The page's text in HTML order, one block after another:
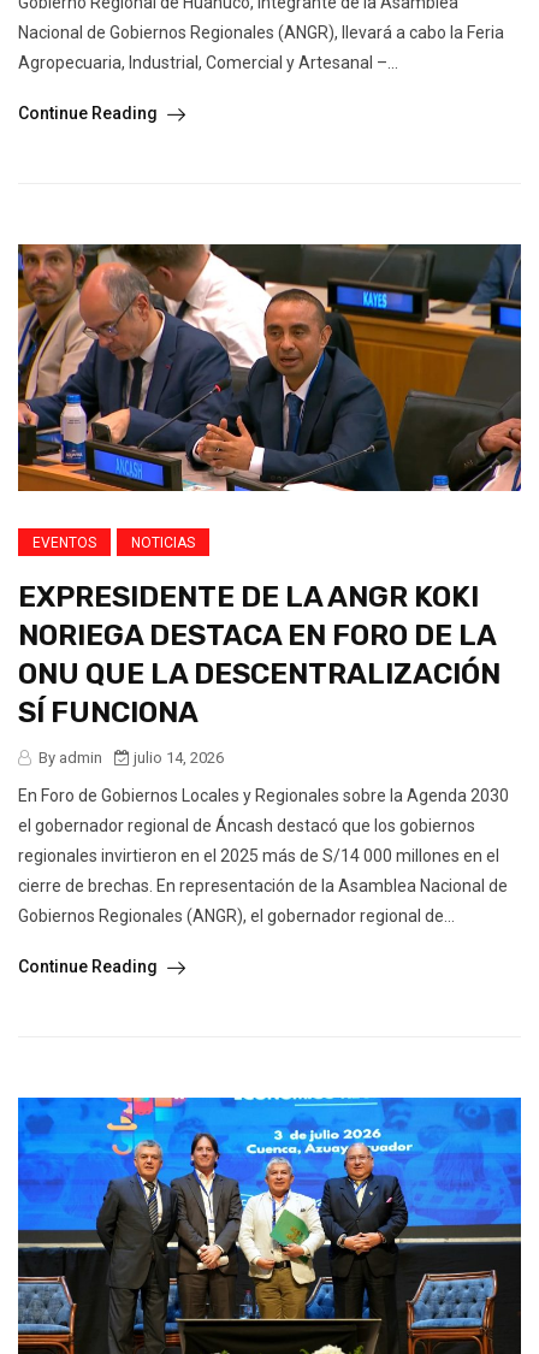
Nacional de Gobiernos Regionales (ANGR), llevará a cabo la Feria
Agropecuaria, Industrial, Comercial y Artesanal –...
Continue Reading
EVENTOS NOTICIAS
EXPRESIDENTE DE LA ANGR KOKI
NORIEGA DESTACA EN FORO DE LA
ONU QUE LA DESCENTRALIZACIÓN
SÍ FUNCIONA
By admin julio 14, 2026
En Foro de Gobiernos Locales y Regionales sobre la Agenda 2030
el gobernador regional de Áncash destacó que los gobiernos
regionales invirtieron en el 2025 más de S/14 000 millones en el
cierre de brechas. En representación de la Asamblea Nacional de
Gobiernos Regionales (ANGR), el gobernador regional de...
Continue Reading